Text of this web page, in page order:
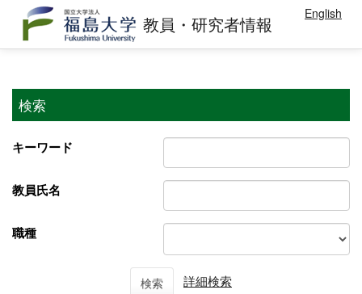
教員・研究者情報 English
検索
キーワード
教員氏名
職種
検索
詳細検索